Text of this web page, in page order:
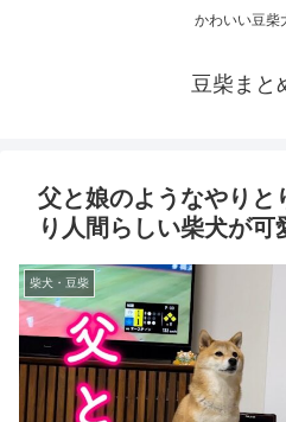
かわいい豆
豆柴まと
父と娘のようなやりと
り人間らしい柴犬が可
柴犬・豆柴